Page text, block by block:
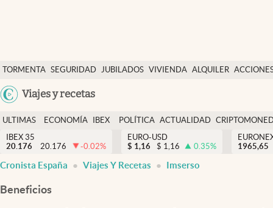
TORMENTA SEGURIDAD JUBILADOS VIVIENDA ALQUILER
USA
Viajes y recetas
Economía y finanzas
Política
Actualidad
Criptomonedas
España
ULTIMAS
NOTICIAS
ECONOMÍA
FINANZAS
IBEX
EURO
POLÍTICA ACTUALIDAD
IBEX 35
20.176
20.176 -0.02%
EURO-USD
$ 1,16 $ 1,16 0.35%
1965,65
Cronista España Viajes Y Recetas Imserso
Beneficios